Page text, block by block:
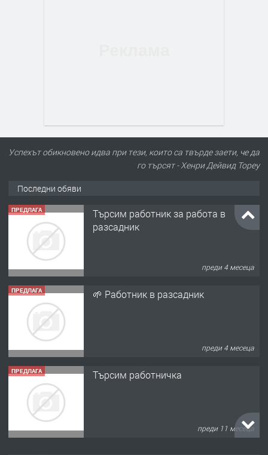
Успехът обикновено идва при тези, които са твърде заети, че да
го търсят - Хенри Дейвид Тореу
Последни обяви
ПРЕДЛАГА
Търсим работник за работа в
разсадник
преди 4 месеца
ПРЕДЛАГА 🌱 Работник в разсадник
преди 4 месеца
ПРЕДЛАГА Търсим работничка
преди 11 месеца